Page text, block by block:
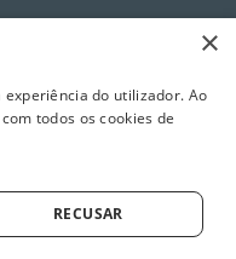
Não é permitida a
×
do utilizador. Ao
todos os cookies de
RECUSAR